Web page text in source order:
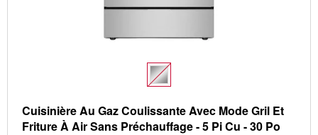
Cuisinière Au Gaz Coulissante Avec Mode Gril Et
Friture À Air Sans Préchauffage - 5 Pi Cu - 30 Po